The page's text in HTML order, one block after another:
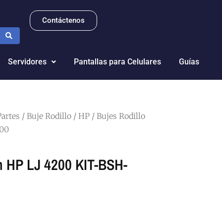
Contáctenos
Servidores Pantallas para Celulares Guías
/ Buje Rodillo / HP / Bujes Rodillo
LJ 4200 KIT-BSH-